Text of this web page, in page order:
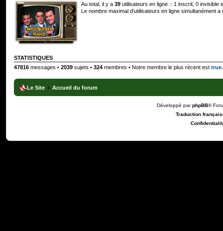
Au total, il y a 39 utilisateurs en ligne :: 1 inscrit, 0 invisible
Le nombre maximal d’utilisateurs en ligne simultanément
STATISTIQUES
47816 messages • 2039 sujets • 324 membres • Notre membre le plus récent est
Le Site Accueil du forum
Développé parphpBB®
Traduction